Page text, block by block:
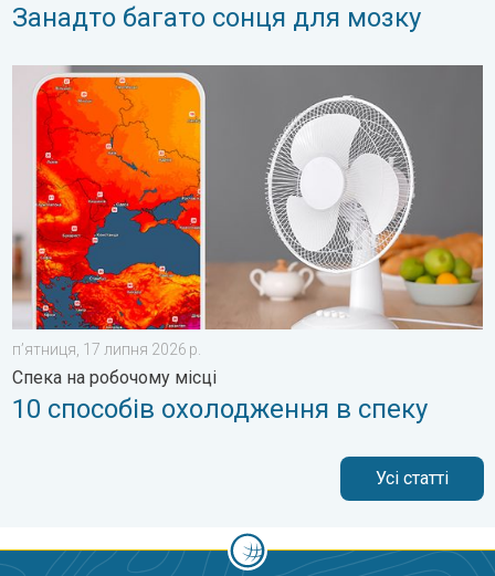
Занадто багато сонця для мозку
10 способів охолодження в спеку. Спека на робочому
пʼятниця, 17 липня 2026 р.
Спека на робочому місці
10 способів охолодження в спеку
Усі статті